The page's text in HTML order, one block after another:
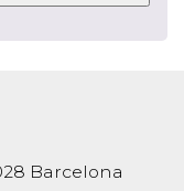
Barcelona